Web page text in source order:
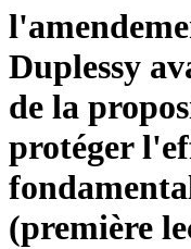
Duplessy
de la
protéger
(première